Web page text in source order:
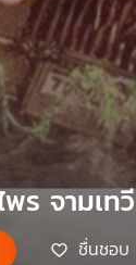
ร จามเทวี
ชื่นชอบ